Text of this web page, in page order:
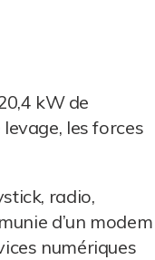
kW de
les forces
radio,
d’un modem
numériques